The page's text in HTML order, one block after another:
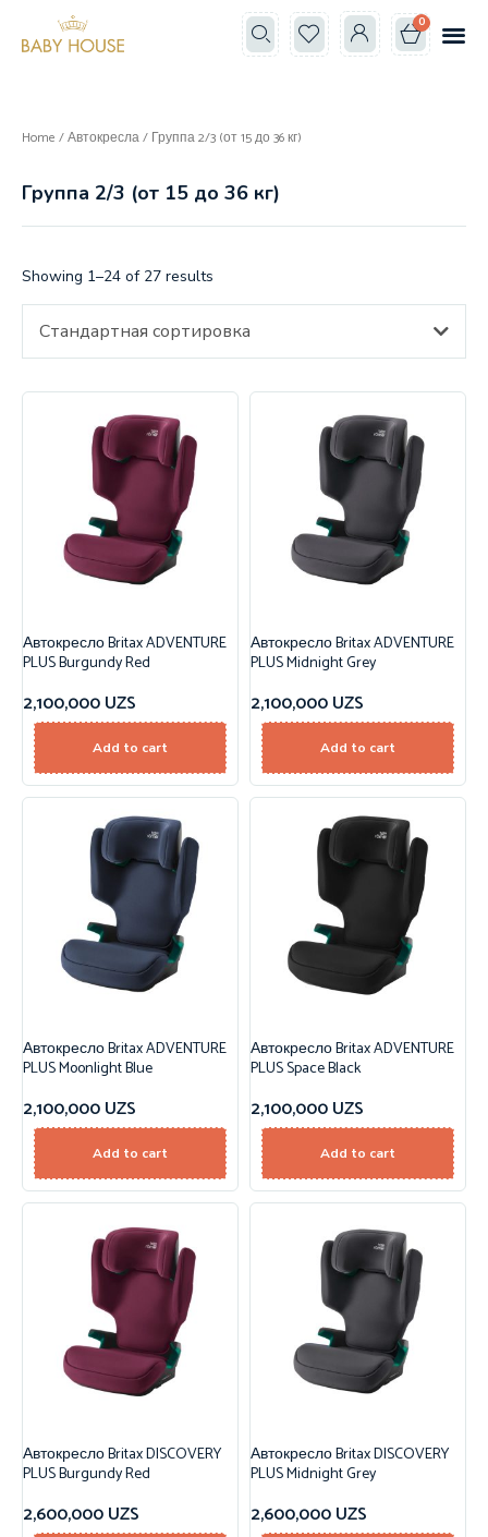
0
Home /Автокресла/ Группа 2/3 (от 15 до 36 кг)
Группа 2/3 (от 15 до 36 кг)
Showing 1–24 of 27 results
Стандартная сортировка
Автокресло Britax ADVENTURE
PLUS Burgundy Red
2,100,000UZS
Add to cart
Автокресло Britax ADVENTURE
PLUS Midnight Grey
2,100,000UZS
Add to cart
Автокресло Britax ADVENTURE
PLUS Moonlight Blue
2,100,000UZS
Add to cart
Автокресло Britax ADVENTURE
PLUS Space Black
2,100,000UZS
Add to cart
Автокресло Britax DISCOVERY
PLUS Burgundy Red
2,600,000UZS
Автокресло Britax DISCOVERY
PLUS Midnight Grey
2,600,000UZS